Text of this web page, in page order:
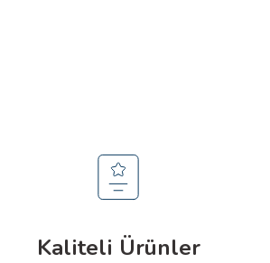
Kaliteli Ürünler